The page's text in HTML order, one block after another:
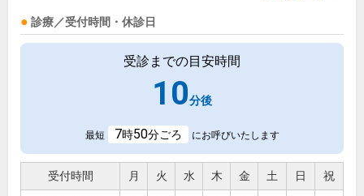
診療／受付時間・休診日
受診までの目安時間
10分後
最短 7時50分ごろ にお呼びいたします
受付時間 月 火 水 木 金 土 日 祝